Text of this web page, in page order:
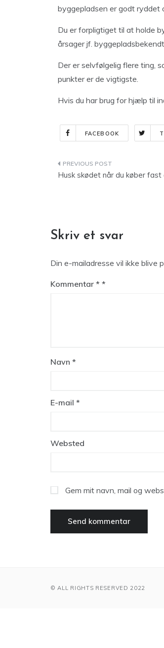
byggepladsen er godt ryddet
Du er forpligtiget til at holde
årsager jf.
Der er selvfølgelig flere ting,
punkter er de vigtigste.
Hvis du har brug for hjælp til
FACEBOOK
Indlægsnavigation
Husk skødet når du køber fast
Skriv et svar
Din e-mailadresse vil ikke blive
Kommentar *
Navn *
E-mail *
Websted
Gem mit navn, mail og
© ALL RIGHTS RESERVED 2022